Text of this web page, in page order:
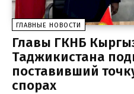
ГЛАВНЫЕ НОВОСТИ
Главы ГКНБ
Таджикистана
поставивший
спорах